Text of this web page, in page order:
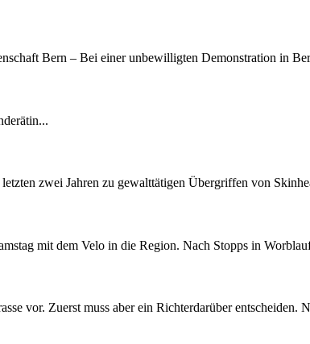
Bern – Bei einer unbewilligten Demonstration in
zwei Jahren zu gewalttätigen Übergriffen von
mit dem Velo in die Region. Nach Stopps in
vor. Zuerst muss aber ein Richterdarüber entscheiden.